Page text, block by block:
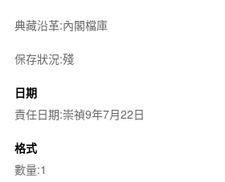
典藏沿革:內閣檔庫
保存狀況:殘
日期
責任日期:崇禎9年7月22日
格式
數量:1